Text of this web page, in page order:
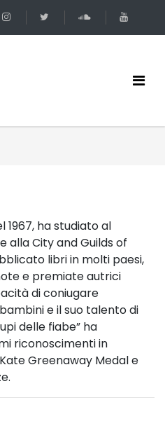
1967, ha studiato al
alla City and Guilds of
libri in molti paesi,
e premiate autrici
di coniugare
e il suo talento di
delle fiabe” ha
riconoscimenti in
Greenaway Medal e